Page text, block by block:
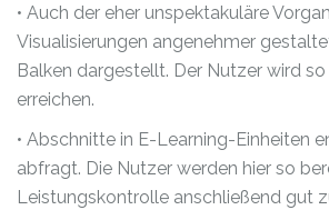
• Auch der eher unspektakuläre
Visualisierungen angenehmer
Balken dargestellt. Der Nutzer wird
erreichen.
• Abschnitte in E-Learning-Einheiten
abfragt. Die Nutzer werden hier so
Leistungskontrolle anschließend gut